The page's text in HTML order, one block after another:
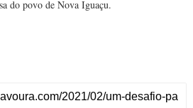
do povo de Nova Iguaçu.